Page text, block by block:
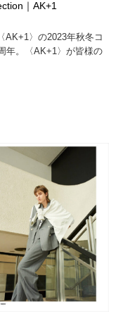
｜AK+1
AK+1〉の2023年秋冬コ
年。〈AK+1〉が皆様の